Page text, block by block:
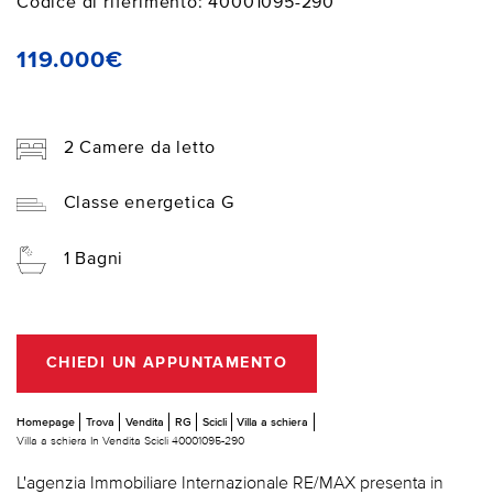
119.000€
2 Camere da letto
Classe energetica G
1 Bagni
CHIEDI UN APPUNTAMENTO
Homepage Trova Vendita RG Scicli
Villa a schiera
Villa a schiera In Vendita Scicli 40001095-290
L'agenzia Immobiliare Internazionale RE/MAX presenta in